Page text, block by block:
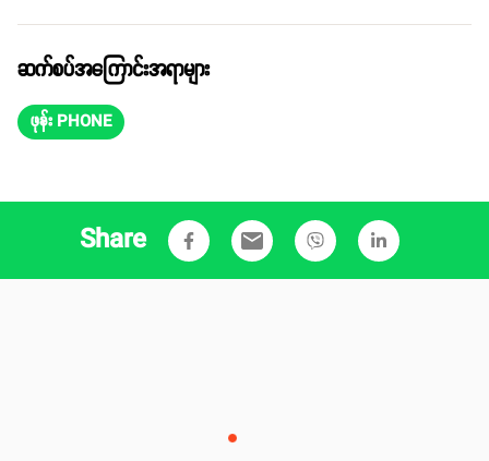
ဆက်စပ်အကြောင်းအရာများ
ဖုန်း PHONE
Share email